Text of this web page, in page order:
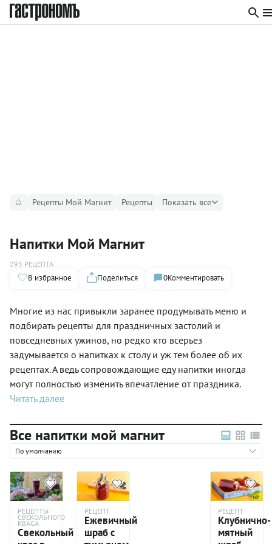
Рецепты Мой Магнит Рецепты Показать все
Напитки Мой Магнит
293 РЕЦЕПТА
В избранное Поделиться 0Комментировать
Многие из нас привыкли заранее продумывать меню и
подбирать рецепты для праздничных застолий и
повседневных ужинов, но редко кто всерьез
задумывается о напитках к столу и уж тем более об их
рецептах. А ведь сопровождающие еду напитки иногда
могут полностью изменить впечатление от праздника.
Читать далее
Все напитки мой магнит
По умолчанию
РЕЦЕПТЫ
СВЕКОЛЬНОГО
КВАСА
Свекольный
РЕЦЕПТ
Ежевичный
шраб с
РЕЦЕПТ
Клубнично-
мятный